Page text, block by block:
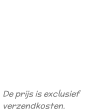
De prijs is exclusief
verzendkosten.